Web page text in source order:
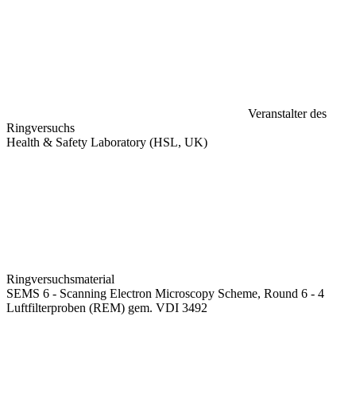
Veranstalter des
Ringversuchs
Health & Safety Laboratory (HSL, UK)
Ringversuchsmaterial
SEMS 6 - Scanning Electron Microscopy Scheme, Round 6 - 4
Luftfilterproben (REM) gem. VDI 3492